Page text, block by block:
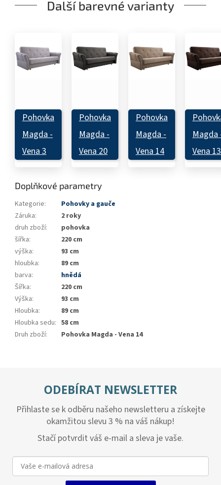
Další barevné varianty
Pohovka
Magda -
Vena 3
Pohovka
Magda -
Vena 20
Pohovka
Magda -
Vena 14
Magda
Vena 13
Doplňkové parametry
Kategorie:
Pohovky a gauče
Záruka:
2 roky
druh zboží:
pohovka
šířka:
220 cm
výška:
93 cm
hloubka:
89 cm
barva:
hnědá
Šířka:
220 cm
Výška:
93 cm
Hloubka:
89 cm
Hloubka sedu: 58 cm
Druh zboží: Pohovka Magda - Vena 14
ODEBÍRAT NEWSLETTER
Přihlaste se k odběru našeho newsletteru a získejte
okamžitou slevu 3 % na váš nákup!
Stačí potvrdit váš e-mail a sleva je vaše.